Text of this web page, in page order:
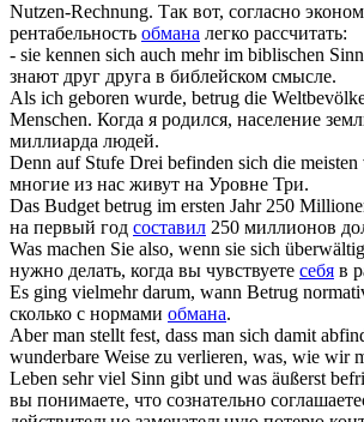
Nutzen-Rechnung. Так вот, согласно
рентабельность обмана легко рассчитать:
- sie kennen sich auch mehr im biblischen
знают друг друга в библейском смысле.
Als ich geboren wurde, betrug die
Menschen. Когда я родился, население
миллиарда людей.
Denn auf Stufe Drei befinden sich die meisten
многие из нас живут на Уровне Три.
Das Budgetbetrug im ersten Jahr 250
на первый год составил 250 миллионов
Was machen Sie also, wenn sie sich
нужно делать, когда вы чувствуете себя в
Es ging vielmehr darum, wann Betrug
сколько с нормами обмана.
Aber man stellt fest, dass man sich damit
wunderbare Weise zu verlieren, was, wie wir
Leben sehr viel Sinn gibt und was äußerst
вы понимаете, что сознательно